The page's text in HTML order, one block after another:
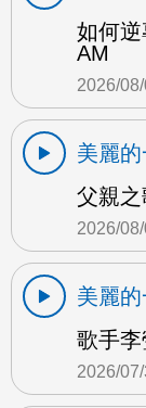
如何
AM
2026/
美麗
父親
2026/
美麗
歌手
2026/